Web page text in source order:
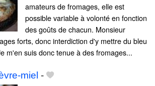
amateurs de fromages, elle est
possible variable à volonté en fonction
des goûts de chacun. Monsieur
forts, donc interdiction d'y mettre du bleu
m'en suis donc tenue à des fromages...
miel -